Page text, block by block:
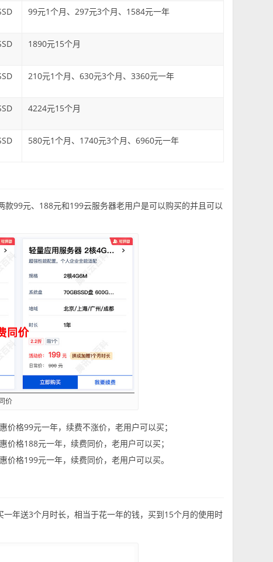
99元1个月、297元3个月、1584元一年
1890元15个月
210元1个月、630元3个月、3360元一年
4224元15个月
580元1个月、1740元3个月、6960元一年
99元、188元和199云服务器老用户是可以购买的并且可以
价
格99元一年，续费不涨价，老用户可以买；
格188元一年，续费同价，老用户可以买；
格199元一年，续费同价，老用户可以买。
一年送3个月时长，相当于花一年的钱，买到15个月的使用时